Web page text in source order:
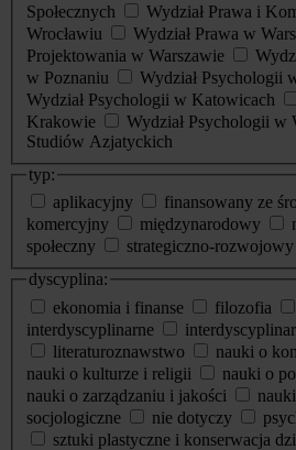
Społecznych
Wydział Prawa i
Wrocławiu
Wydział Prawa w
Projektowania w Warszawie
w Poznaniu
Wydział Psychologii
Wydział Psychologii w Katowicach
Krakowie
Wydział Psychologii w
Studiów Azjatyckich
typ:
aplikacyjny
finansowany ze
komercyjny
międzynarodowy
społeczny
strategiczno-rozwojowy
dyscyplina:
ekonomia i finanse
filozofia
interdyscyplinarne
literaturoznawstwo
nauki o
nauki o kulturze i religii
nauki o
nauki o zarządzaniu i jakości
socjologiczne
nie dotyczy
sztuki plastyczne i konserwacja